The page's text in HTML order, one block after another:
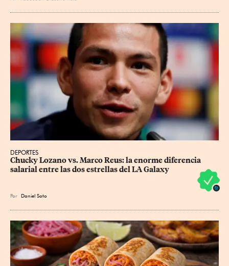
DEPORTES
Chucky Lozano vs. Marco Reus: la enorme diferencia
salarial entre las dos estrellas del LA Galaxy
Por Daniel Soto